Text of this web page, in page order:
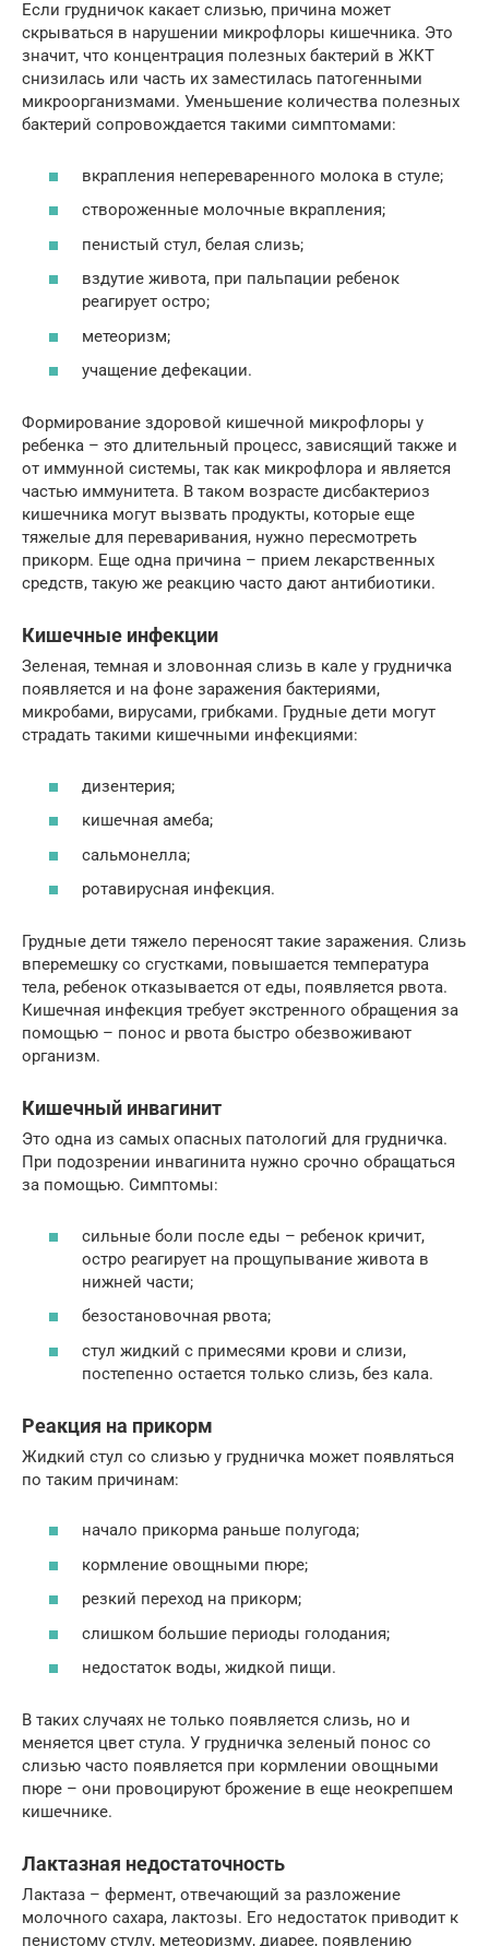
Если грудничок какает слизью, причина может
скрываться в нарушении микрофлоры кишечника. Это
значит, что концентрация полезных бактерий в ЖКТ
снизилась или часть их заместилась патогенными
микроорганизмами. Уменьшение количества полезных
бактерий сопровождается такими симптомами:
вкрапления непереваренного молока в стуле;
створоженные молочные вкрапления;
пенистый стул, белая слизь;
вздутие живота, при пальпации ребенок
реагирует остро;
метеоризм;
учащение дефекации.
Формирование здоровой кишечной микрофлоры у
ребенка – это длительный процесс, зависящий также и
от иммунной системы, так как микрофлора и является
частью иммунитета. В таком возрасте дисбактериоз
кишечника могут вызвать продукты, которые еще
тяжелые для переваривания, нужно пересмотреть
прикорм. Еще одна причина – прием лекарственных
средств, такую же реакцию часто дают антибиотики.
Кишечные инфекции
Зеленая, темная и зловонная слизь в кале у грудничка
появляется и на фоне заражения бактериями,
микробами, вирусами, грибками. Грудные дети могут
страдать такими кишечными инфекциями:
дизентерия;
кишечная амеба;
сальмонелла;
ротавирусная инфекция.
Грудные дети тяжело переносят такие заражения. Слизь
вперемешку со сгустками, повышается температура
тела, ребенок отказывается от еды, появляется рвота.
Кишечная инфекция требует экстренного обращения за
помощью – понос и рвота быстро обезвоживают
организм.
Кишечный инвагинит
Это одна из самых опасных патологий для грудничка.
При подозрении инвагинита нужно срочно обращаться
за помощью. Симптомы:
сильные боли после еды – ребенок кричит,
остро реагирует на прощупывание живота в
нижней части;
безостановочная рвота;
стул жидкий с примесями крови и слизи,
постепенно остается только слизь, без кала.
Реакция на прикорм
Жидкий стул со слизью у грудничка может появляться
по таким причинам:
начало прикорма раньше полугода;
кормление овощными пюре;
резкий переход на прикорм;
слишком большие периоды голодания;
недостаток воды, жидкой пищи.
В таких случаях не только появляется слизь, но и
меняется цвет стула. У грудничка зеленый понос со
слизью часто появляется при кормлении овощными
пюре – они провоцируют брожение в еще неокрепшем
кишечнике.
Лактазная недостаточность
Лактаза – фермент, отвечающий за разложение
молочного сахара, лактозы. Его недостаток приводит к
пенистому стулу, метеоризму, диарее, появлению